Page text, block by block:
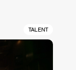
TALENT